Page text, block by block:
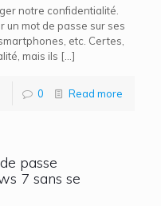
notre confidentialité.
un mot de passe sur ses
etc. Certes,
mais ils […]
0 Read more
passe
7 sans se